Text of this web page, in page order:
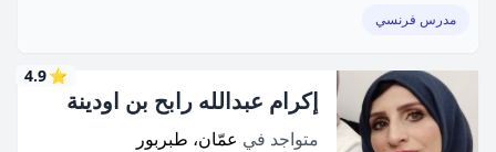
مدرس فرنسي
⭐
4.9
إكرام عبدالله رابح بن اودينة
متواجد في عمّان، طبربور